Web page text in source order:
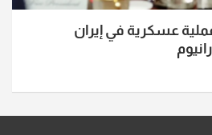
عسكرية في إيران